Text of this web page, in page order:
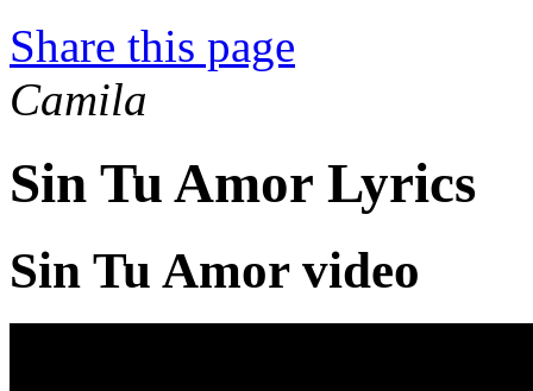
Share this page
Camila
Sin Tu Amor Lyrics
Sin Tu Amor video